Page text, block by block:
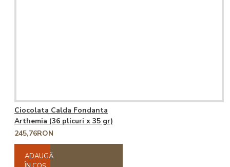
Ciocolata Calda Fondanta
Arthemia (36 plicuri x 35 gr)
245,76RON
ADAUGĂ